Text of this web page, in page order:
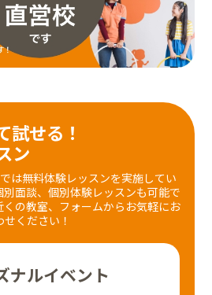
試せる！
ン
は無料体験レッスンを実施してい
別面談、個別体験レッスンも可能で
くの教室、フォームからお気軽にお
ください！
ナルイベント